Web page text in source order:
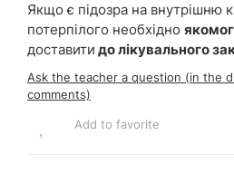
Якщо є підозра на внутрішню
потерпілого необхідно
доставити до лікувального
Ask the teacher a question (in the
comments)
Add to favorite